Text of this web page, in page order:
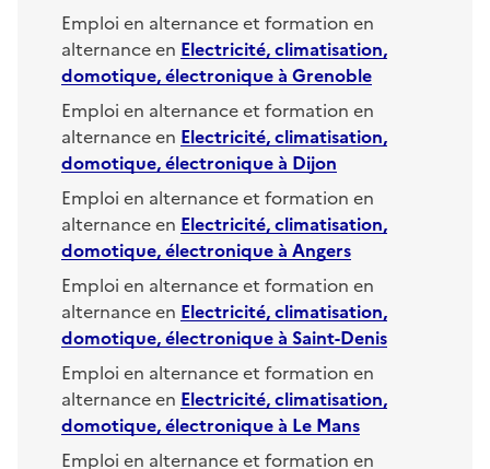
Emploi en alternance et formation en
alternance en Electricité, climatisation,
domotique, électroniqueà Grenoble
Emploi en alternance et formation en
alternance en Electricité, climatisation,
domotique, électroniqueà Dijon
Emploi en alternance et formation en
alternance en Electricité, climatisation,
domotique, électroniqueà Angers
Emploi en alternance et formation en
alternance en Electricité, climatisation,
domotique, électroniqueà Saint-Denis
Emploi en alternance et formation en
alternance en Electricité, climatisation,
domotique, électroniqueà Le Mans
Emploi en alternance et formation en